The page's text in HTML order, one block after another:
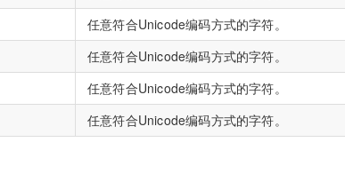
任意符合Unicode编码方式的字符。
任意符合Unicode编码方式的字符。
任意符合Unicode编码方式的字符。
任意符合Unicode编码方式的字符。